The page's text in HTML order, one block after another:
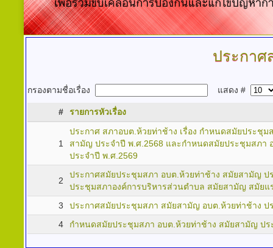
ประกาศ
กรองตามชื่อเรื่อง แสดง #
# รายการหัวเรื่อง
1
ประกาศ สภาอบต.ห้วยท่าช้าง เรื่อง กำหนดสมัยประชุ
สามัญ ประจำปี พ.ศ.2568 และกำหนดสมัยประชุมสภา
ประจำปี พ.ศ.2569
2
ประกาศสมัยประชุมสภา อบต.ห้วยท่าช้าง สมัยสามัญ ป
ประชุมสภาองค์การบริหารส่วนตำบล สมัยสามัญ สมัยแ
3
ประกาศสมัยประชุมสภา สมัยสามัญ อบต.ห้วยท่าช้าง ป
4
กำหนดสมัยประชุมสภา อบต.ห้วยท่าช้าง สมัยสามัญ ปร